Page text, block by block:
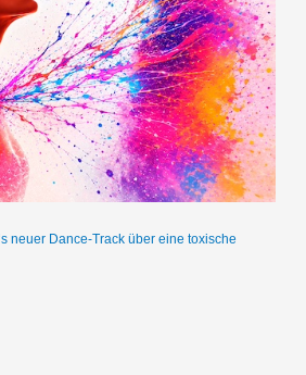
neuer Dance-Track über eine toxische